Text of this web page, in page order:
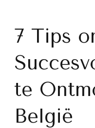
7 Tips
te
België